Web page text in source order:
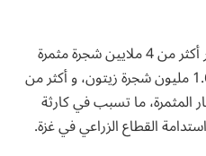
ويُذكر أن الاحتلال الإسرائيلي دمّر أكثر من 4 ملايين شجرة مثمرة
منذ 7 أكتوبر 2023، من بينها 1.62 مليون شجرة زيتون، و أكثر من
المثمرة، ما تسبب في كارثة
القطاع الزراعي في غزة.